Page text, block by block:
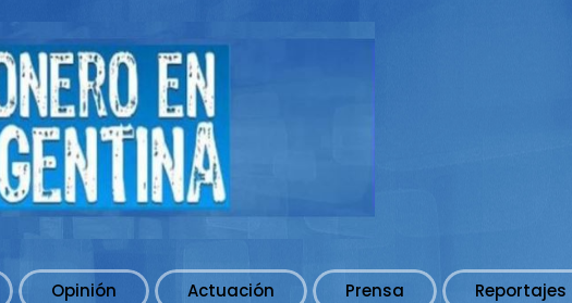
Opinión Actuación Prensa Reportajes